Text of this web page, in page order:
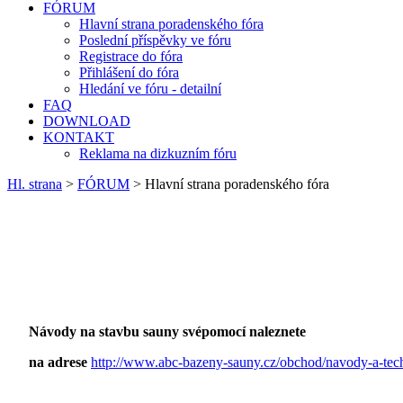
FÓRUM
Hlavní strana poradenského fóra
Poslední příspěvky ve fóru
Registrace do fóra
Přihlášení do fóra
Hledání ve fóru - detailní
FAQ
DOWNLOAD
KONTAKT
Reklama na dizkuzním fóru
Hl. strana > FÓRUM > Hlavní strana poradenského fóra
Návody na stavbu sauny svépomocí naleznete
na adrese http://www.abc-bazeny-sauny.cz/obchod/navody-a-